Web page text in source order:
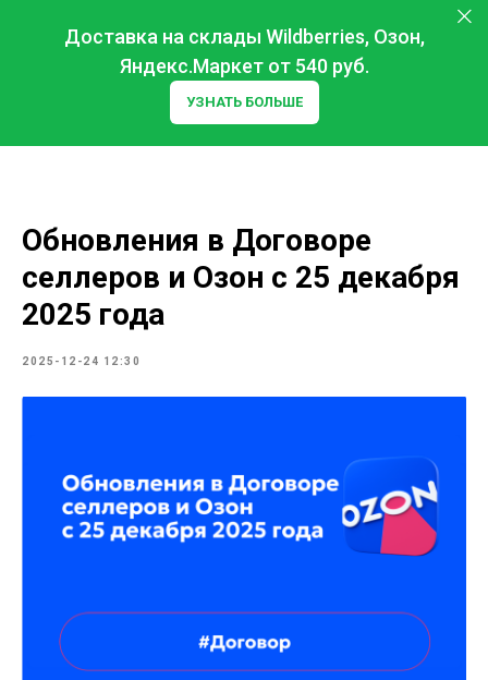
Доставка на склады Wildberries, Озон,
Яндекс.Маркет от 540 руб.
УЗНАТЬ БОЛЬШЕ
Обновления в Договоре
селлеров и Озон с 25 декабря
2025 года
2025-12-24 12:30